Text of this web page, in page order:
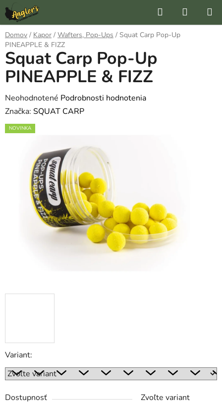
Prejsť
na
obsah
Hľadať
KOŠÍK
Domov / Kapor / Wafters, Pop-Ups / Squat Carp Pop-Up
PINEAPPLE & FIZZ
Variant:
Dostupnosť
Zvoľte variant
Squat Carp Pop-Up
PINEAPPLE & FIZZ
Priemerné
hodnotenie
produktu
hviezdičiek.
Neohodnotené Podrobnosti hodnotenia
Značka: SQUAT CARP
NOVINKA